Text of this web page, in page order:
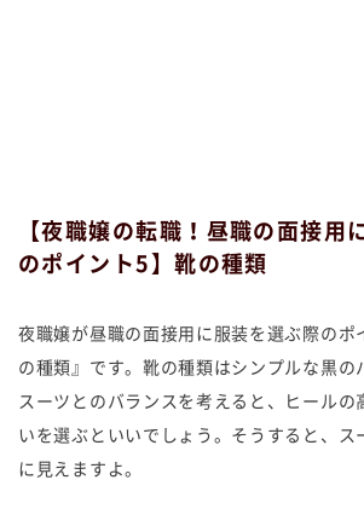
【夜職嬢の転職！昼職の面接用
のポイント5】靴の種類
夜職嬢が昼職の面接用に服装を選ぶ際のポ
の種類』です。靴の種類はシンプルな黒の
スーツとのバランスを考えると、ヒールの
いを選ぶといいでしょう。そうすると、ス
に見えますよ。